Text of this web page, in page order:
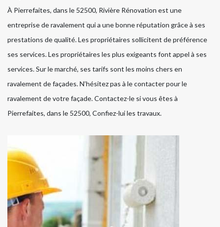
À Pierrefaites, dans le 52500, Rivière Rénovation est une
entreprise de ravalement qui a une bonne réputation grâce à ses
prestations de qualité. Les propriétaires sollicitent de préférence
ses services. Les propriétaires les plus exigeants font appel à ses
services. Sur le marché, ses tarifs sont les moins chers en
ravalement de façades. N’hésitez pas à le contacter pour le
ravalement de votre façade. Contactez-le si vous êtes à
Pierrefaites, dans le 52500, Confiez-lui les travaux.